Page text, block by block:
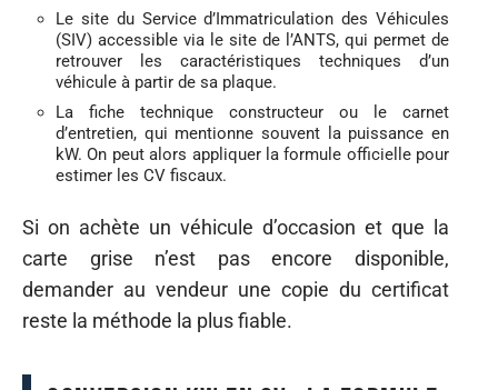
Le site du Service d’Immatriculation des Véhicules
(SIV) accessible via le site de l’ANTS, qui permet de
retrouver les caractéristiques techniques d’un
véhicule à partir de sa plaque.
La fiche technique constructeur ou le carnet
d’entretien, qui mentionne souvent la puissance en
kW. On peut alors appliquer la formule officielle pour
estimer les CV fiscaux.
Si on achète un véhicule d’occasion et que la
carte grise n’est pas encore disponible,
demander au vendeur une copie du certificat
reste la méthode la plus fiable.